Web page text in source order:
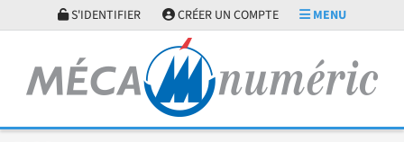
S'IDENTIFIER CRÉER UN COMPTE MENU
Panneau de gestion des cookies